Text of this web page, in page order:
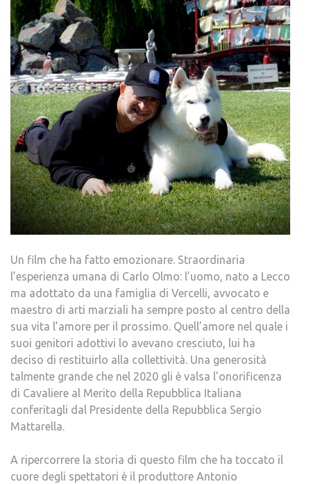
Un film che ha fatto emozionare. Straordinaria
l’esperienza umana di Carlo Olmo: l’uomo, nato a Lecco
ma adottato da una famiglia di Vercelli, avvocato e
maestro di arti marziali ha sempre posto al centro della
sua vita l’amore per il prossimo. Quell’amore nel quale i
suoi genitori adottivi lo avevano cresciuto, lui ha
deciso di restituirlo alla collettività. Una generosità
talmente grande che nel 2020 gli è valsa l’onorificenza
di Cavaliere al Merito della Repubblica Italiana
conferitagli dal Presidente della Repubblica Sergio
Mattarella.
A ripercorrere la storia di questo film che ha toccato il
cuore degli spettatori è il produttore Antonio